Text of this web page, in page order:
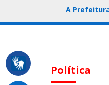
A
Política